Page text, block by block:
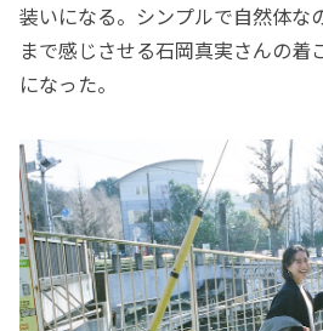
装いになる。シンプルで自然体な
まで感じさせる石岡真実さんの着
になった。